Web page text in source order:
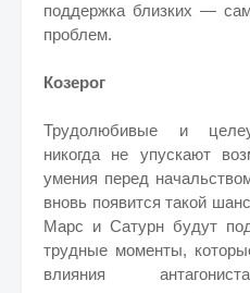
поддержка близких —
проблем.
Козерог
Трудолюбивые и
никогда не упускают
умения перед
вновь появится такой
Марс и Сатурн будут
трудные моменты,
влияния